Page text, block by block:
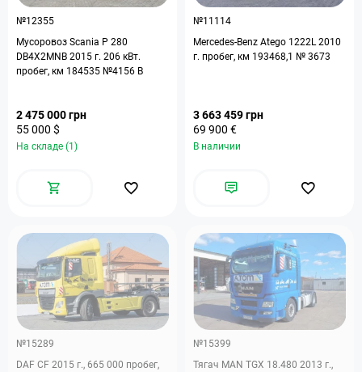
№12355
Мусоровоз Scania P 280
DB4X2MNB 2015 г. 206 кВт.
пробег, км 184535 №4156 B
2 475 000 грн
55 000 $
На складе (1)
№11114
Mercedes-Benz Atego 1222L 2010
г. пробег, км 193468,1 № 3673
3 663 459 грн
69 900 €
В наличии
№15289
DAF CF 2015 г., 665 000 пробег,
№15399
Тягач MAN TGX 18.480 2013 г.,